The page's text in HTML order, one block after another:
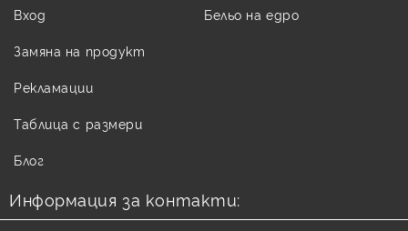
Вход Бельо на едро
Замяна на продукт
Рекламации
Таблица с размери
Блог
Информация за контакти: